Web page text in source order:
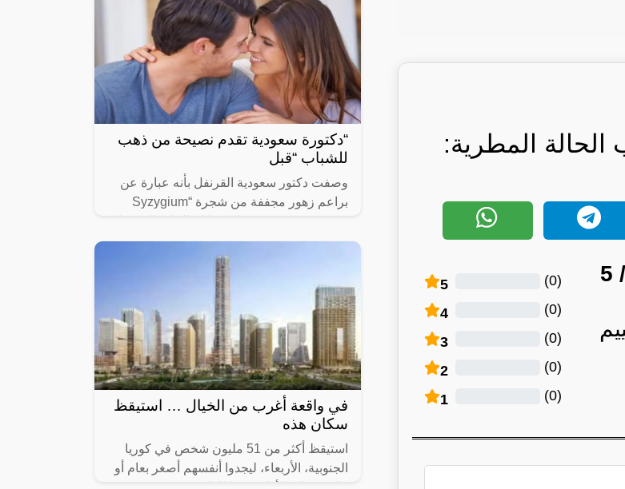
المطرية:
/ 5
5 (
0
)
4 (
0
)
3 (
0
)
2 (
0
)
1 (
0
)
“دكتورة سعودية تقدم نصيحة من ذهب
للشباب “قبل
وصفت دكتور سعودية القرنفل بأنه عبارة عن
براعم زهور مجففة من شجرة “Syzygium
“yrtaceae”، وهو نبات دائم الخضرة ينمو في
في واقعة أغرب من الخيال … استيقظ
سكان هذه
استيقظ أكثر من 51 مليون شخص في كوريا
الجنوبية، الأربعاء، ليجدوا أنفسهم أصغر بعام أو